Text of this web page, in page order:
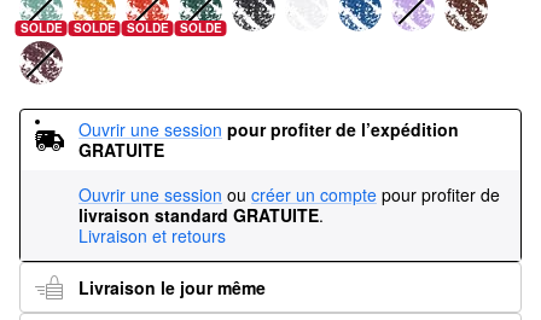
SOLDE SOLDE SOLDE SOLDE
Ouvrir une session pour profiter de l’expédition
GRATUITE
Ouvrir une session ou créer un compte pour profiter de
livraison standard GRATUITE.
Livraison et retours
Livraison le jour même